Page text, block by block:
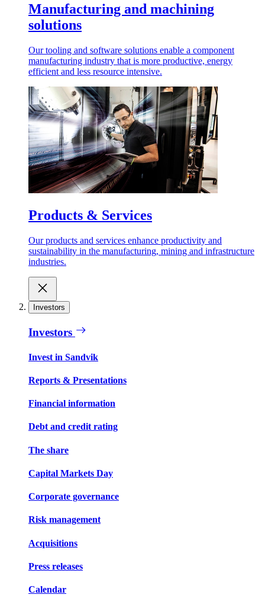
Manufacturing and machining
solutions
Our tooling and software solutions enable a component
manufacturing industry that is more productive, energy
efficient and less resource intensive.
Products & Services
Our products and services enhance productivity and
sustainability in the manufacturing, mining and infrastructure
industries.
Investors
Investors
Invest in Sandvik
Reports & Presentations
Financial information
Debt and credit rating
The share
Capital Markets Day
Corporate governance
Risk management
Acquisitions
Press releases
Calendar